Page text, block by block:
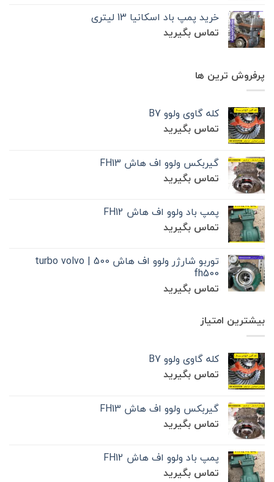
خرید پمپ باد اسکانیا 13 لیتری
تماس بگیرید
پرفروش ترین ها
کله گاوی ولوو B7
تماس بگیرید
گیربکس ولوو اف هاش FH13
تماس بگیرید
پمپ باد ولوو اف هاش FH12
تماس بگیرید
توربو شارژر ولوو اف هاش 500 | turbo volvo
fh500
تماس بگیرید
بیشترین امتیاز
کله گاوی ولوو B7
تماس بگیرید
گیربکس ولوو اف هاش FH13
تماس بگیرید
پمپ باد ولوو اف هاش FH12
تماس بگیرید